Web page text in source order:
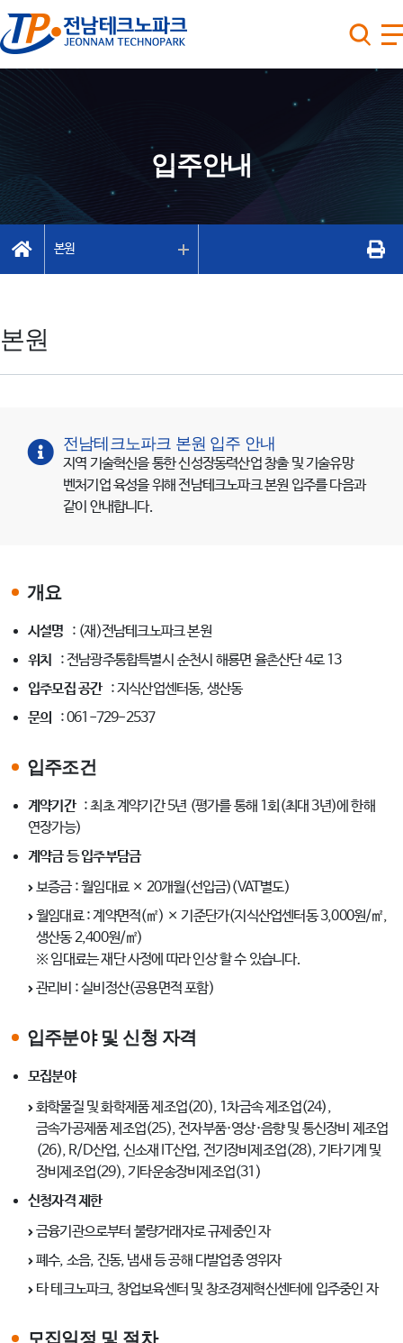
입주안내
본원
본원
전남테크노파크 본원 입주 안내
지역 기술혁신을 통한 신성장동력산업 창출 및 기술유망
벤처기업 육성을 위해 전남테크노파크 본원 입주를 다음과
같이 안내합니다.
개요
시설명 : (재)전남테크노파크 본원
위치
: 전남광주통합특별시 순천시 해룡면 율촌산단 4로 13
입주모집 공간 : 지식산업센터동, 생산동
문의
: 061-729-2537
입주조건
계약기간 : 최초 계약기간 5년 (평가를 통해 1회(최대 3년)에 한해
연장가능)
계약금 등 입주부담금
보증금 : 월임대료 × 20개월(선입금)(VAT별도)
월임대료 : 계약면적(㎡) × 기준단가(지식산업센터동 3,000원/㎡,
생산동 2,400원/㎡)
※ 임대료는 재단 사정에 따라 인상 할 수 있습니다.
관리비 : 실비정산(공용면적 포함)
입주분야 및 신청 자격
모집분야
화학물질 및 화학제품 제조업(20), 1차금속 제조업(24),
금속가공제품 제조업(25), 전자부품·영상·음향 및 통신장비 제조업
(26), R/D산업, 신소재 IT산업, 전기장비제조업(28), 기타기계 및
장비제조업(29), 기타운송장비제조업(31)
신청자격 제한
금융기관으로부터 불량거래자로 규제중인 자
폐수, 소음, 진동, 냄새 등 공해 다발업종 영위자
타 테크노파크, 창업보육센터 및 창조경제혁신센터에 입주중인 자
모집일정 및 절차